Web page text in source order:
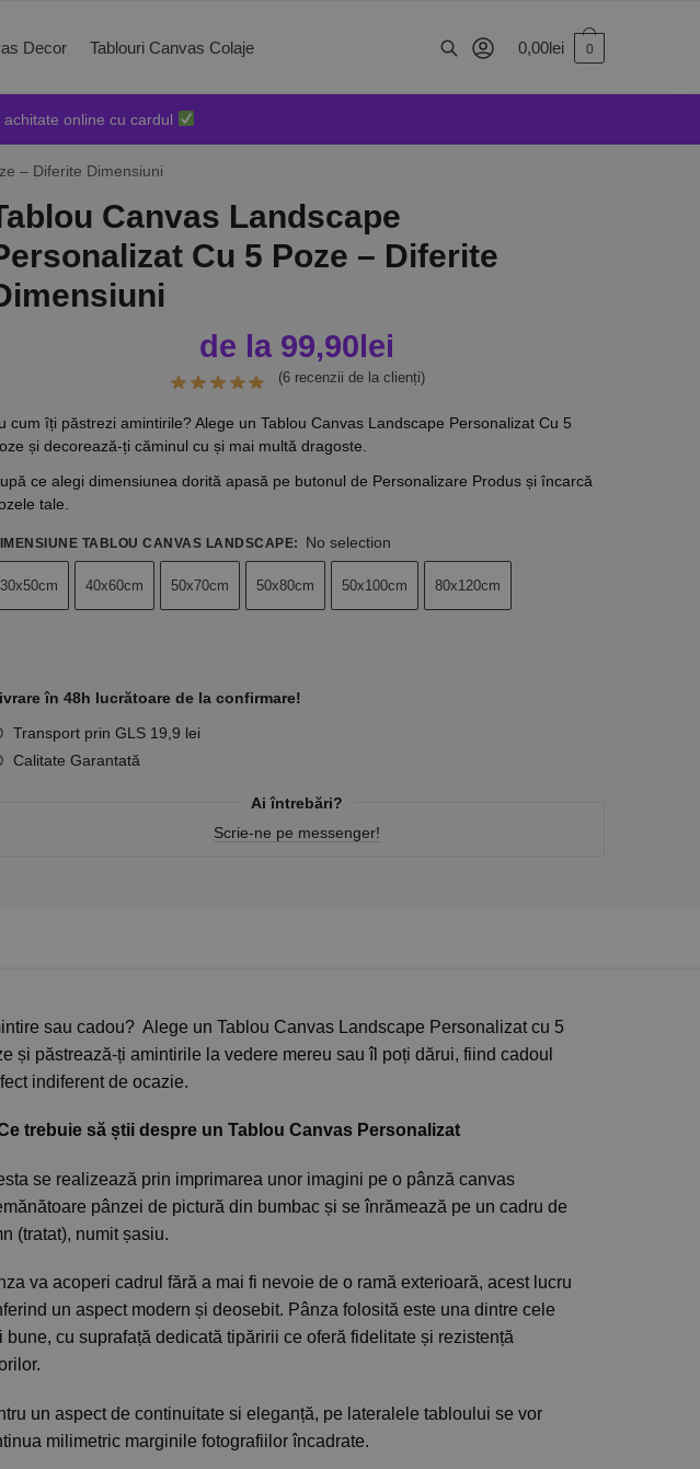
Decor Tablouri Canvas Colaje 0,00lei 0
online cu cardul
– Diferite Dimensiuni
Canvas Landscape
Cu 5 Poze – Diferite
de la 99,90lei
(6recenzii de la clienți)
cum îți păstrezi amintirile? Alege un Tablou Canvas Landscape Personalizat Cu 5
și decorează-ți căminul cu și mai multă dragoste.
ce alegi dimensiunea dorită apasă pe butonul de Personalizare Produs și încarcă
tale.
TABLOU CANVAS LANDSCAPE: No selection
30x50cm 40x60cm 50x70cm 50x80cm 50x100cm 80x120cm
în 48h lucrătoare de la confirmare!
Transport prin GLS 19,9 lei
Calitate Garantată
Ai întrebări?
Scrie-ne pe messenger!
sau cadou? Alege un Tablou Canvas Landscape Personalizat cu 5
și păstrează-ți amintirile la vedere mereu sau îl poți dărui, fiind cadoul
indiferent de ocazie.
trebuie să știi despre un Tablou Canvas Personalizat
se realizează prin imprimarea unor imagini pe o pânză canvas
pânzei de pictură din bumbac și se înrămează pe un cadru de
(tratat), numit șasiu.
va acoperi cadrul fără a mai fi nevoie de o ramă exterioară, acest lucru
un aspect modern și deosebit. Pânza folosită este una dintre cele
bune, cu suprafață dedicată tipăririi ce oferă fidelitate și rezistență
un aspect de continuitate si eleganță, pe lateralele tabloului se vor
milimetric marginile fotografiilor încadrate.